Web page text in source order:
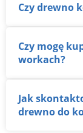
Czy
Czy mogę kupić drewno opałowe luzem czy w
workach?
Jak skontaktować się z firmami oferującymi
drewno do